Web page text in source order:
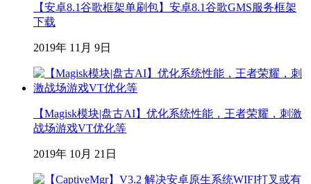
【安卓8.1谷歌框架单刷包】安卓8.1谷歌GMS服务框架
下载
2019年 11月 9日
【Magisk模块|盘古AI】优化系统性能，王者荣耀，刺激
战场游戏VT优化等
2019年 10月 21日